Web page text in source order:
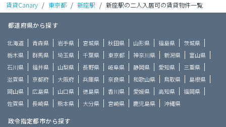
賃貸Canary / 東京都 / 新座駅 / 新座駅の二人入居可の賃貸物件一覧
都道府県から探す
北海道 青森県 岩手県 宮城県 秋田県 山形県 福島県
茨城県
栃木県
群馬県 埼玉県 千葉県 東京都 神奈川県 新潟県
富山県
石川県
福井県 山梨県 長野県 岐阜県 静岡県 愛知県
三重県
滋賀県
京都府 大阪府 兵庫県 奈良県 和歌山県 鳥取県
島根県
岡山県
広島県 山口県 徳島県 香川県 愛媛県 高知県
福岡県
佐賀県
長崎県 熊本県 大分県 宮崎県 鹿児島県 沖縄県
政令指定都市から探す